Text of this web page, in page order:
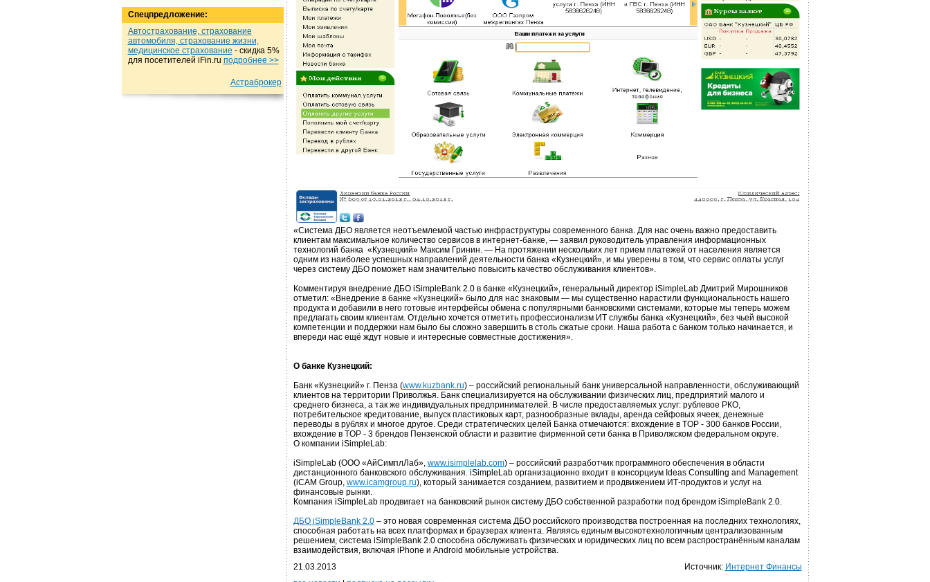
Спецпредложение:
Автострахование, страхование
автомобиля, страхование жизни,
медицинское страхование - cкидка 5%
для посетителей iFin.ru подробнеe >>
Астраброкер
«Система ДБО является неотъемлемой частью инфраструктуры современного банка. Для нас очень важно предоставить
клиентам максимальное количество сервисов в интернет-банке, — заявил руководитель управления информационных
технологий банка «Кузнецкий» Максим Гринин. — На протяжении нескольких лет прием платежей от населения является
одним из наиболее успешных направлений деятельности банка «Кузнецкий», и мы уверены в том, что сервис оплаты услуг
через систему ДБО поможет нам значительно повысить качество обслуживания клиентов».
Комментируя внедрение ДБО iSimpleBank 2.0 в банке «Кузнецкий», генеральный директор iSimpleLab Дмитрий Мирошников
отметил: «Внедрение в банке «Кузнецкий» было для нас знаковым — мы существенно нарастили функциональность нашего
продукта и добавили в него готовые интерфейсы обмена с популярными банковскими системами, которые мы теперь можем
предлагать своим клиентам. Отдельно хочется отметить профессионализм ИТ службы банка «Кузнецкий», без чьей высокой
компетенции и поддержки нам было бы сложно завершить в столь сжатые сроки. Наша работа с банком только начинается, и
впереди нас ещё ждут новые и интересные совместные достижения».
О банке Кузнецкий:
Банк «Кузнецкий» г. Пенза (www.kuzbank.ru) – российский региональный банк универсальной направленности, обслуживающий
клиентов на территории Приволжья. Банк специализируется на обслуживании физических лиц, предприятий малого и
среднего бизнеса, а так же индивидуальных предпринимателей. В числе предоставляемых услуг: рублевое РКО,
потребительское кредитование, выпуск пластиковых карт, разнообразные вклады, аренда сейфовых ячеек, денежные
переводы в рублях и многое другое. Среди стратегических целей Банка отмечаются: вхождение в TOP - 300 банков России,
вхождение в TOP - 3 брендов Пензенской области и развитие фирменной сети банка в Приволжском федеральном округе.
О компании iSimpleLab:
iSimpleLab (ООО «АйСимплЛаб», www.isimplelab.com) – российский разработчик программного обеспечения в области
дистанционного банковского обслуживания. iSimpleLab организационно входит в консорциум Ideas Consulting and Management
(iCAM Group, www.icamgroup.ru), который занимается созданием, развитием и продвижением ИТ-продуктов и услуг на
финансовые рынки.
Компания iSimpleLab продвигает на банковский рынок систему ДБО собственной разработки под брендом iSimpleBank 2.0.
ДБО iSimpleBank 2.0– это новая современная система ДБО российского производства построенная на последних технологиях,
способная работать на всех платформах и браузерах клиента. Являясь единым высокотехнологичным централизованным
решением, система iSimpleBank 2.0 способна обслуживать физических и юридических лиц по всем распространённым каналам
взаимодействия, включая iPhone и Android мобильные устройства.
21.03.2013
Источник: Интернет Финансы